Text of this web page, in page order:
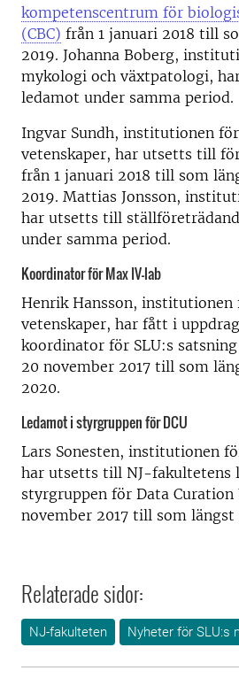
kompetenscentrum för
(CBC) från 1 januari 2018 till
2019. Johanna Boberg,
mykologi och växtpatologi,
ledamot under samma period.
Ingvar Sundh, institutionen
vetenskaper, har utsetts till
från 1 januari 2018 till som
2019. Mattias Jonsson,
har utsetts till
under samma period.
Koordinator för Max IV-lab
Henrik Hansson, institutionen
vetenskaper, har fått i
koordinator för SLU:s
20 november 2017 till som
2020.
Ledamot i styrgruppen för DCU
Lars Sonesten, institutionen
har utsetts till NJ-fakultetens
styrgruppen för Data Curation
november 2017 till som längst
Relaterade sidor:
NJ-fakulteten Nyheter för SLU:s